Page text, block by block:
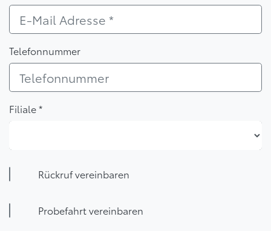
Telefonnummer
Filiale *
Rückruf vereinbaren
Probefahrt vereinbaren